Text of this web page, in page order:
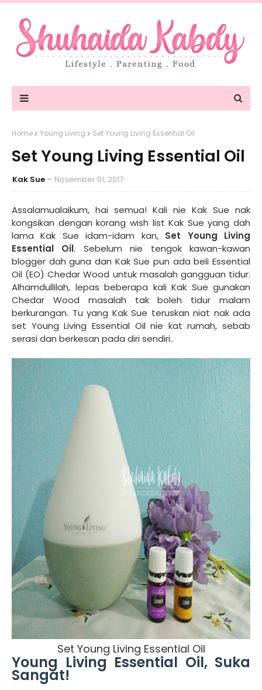
Home Young Living Set Young Living Essential Oil
Set Young Living Essential Oil
Kak Sue November 01, 2017
Assalamualaikum, hai semua! Kali nie Kak Sue nak
kongsikan dengan korang wish list Kak Sue yang dah
lama Kak Sue idam-idam kan, Set Young Living
Essential Oil. Sebelum nie tengok kawan-kawan
blogger dah guna dan Kak Sue pun ada beli Essential
Oil (EO) Chedar Wood untuk masalah gangguan tidur.
Alhamdullilah, lepas beberapa kali Kak Sue gunakan
Chedar Wood masalah tak boleh tidur malam
berkurangan. Tu yang Kak Sue teruskan niat nak ada
set Young Living Essential Oil nie kat rumah, sebab
serasi dan berkesan pada diri sendiri..
Set Young Living Essential Oil
Young Living Essential Oil, Suka
Sangat!